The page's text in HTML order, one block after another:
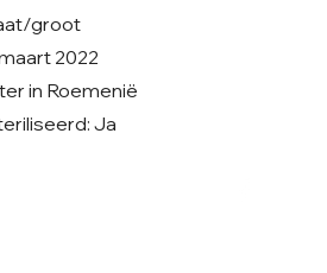
groot
2022
in Roemenië
Ja